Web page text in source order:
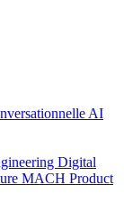
AI
Digital
MACH Product